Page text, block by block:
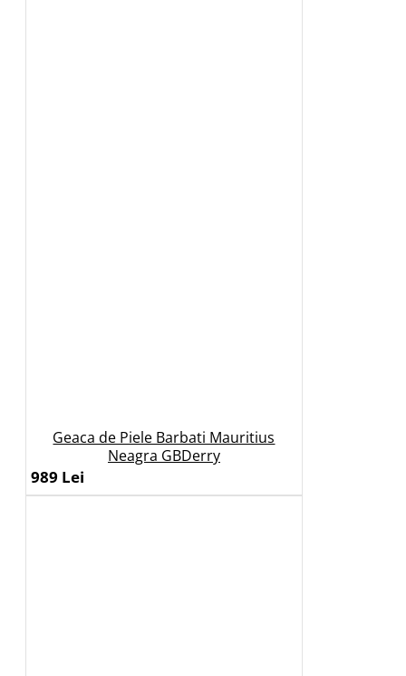
Geaca de Piele Barbati Mauritius
Neagra GBDerry
989 Lei